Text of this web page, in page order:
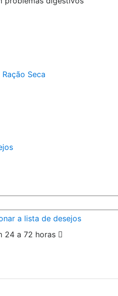
Ração Seca
a lista de desejos
24 a 72 horas